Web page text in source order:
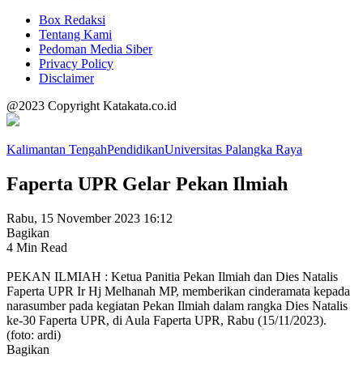
Box Redaksi
Tentang Kami
Pedoman Media Siber
Privacy Policy
Disclaimer
@2023 Copyright Katakata.co.id
Kalimantan TengahPendidikanUniversitas Palangka Raya
Faperta UPR Gelar Pekan Ilmiah
Rabu, 15 November 2023 16:12
Bagikan
4 Min Read
PEKAN ILMIAH : Ketua Panitia Pekan Ilmiah dan Dies Natalis
Faperta UPR Ir Hj Melhanah MP, memberikan cinderamata kepada
narasumber pada kegiatan Pekan Ilmiah dalam rangka Dies Natalis
ke-30 Faperta UPR, di Aula Faperta UPR, Rabu (15/11/2023).
(foto: ardi)
Bagikan